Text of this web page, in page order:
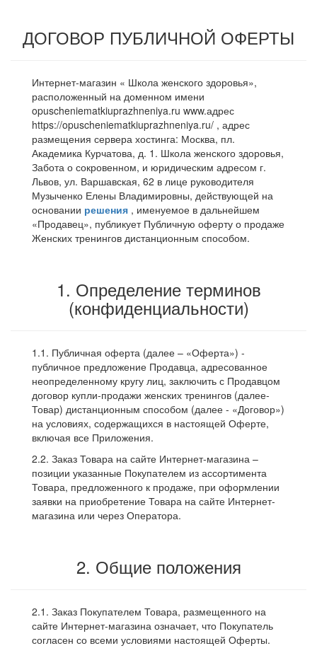
ДОГОВОР ПУБЛИЧНОЙ ОФЕРТЫ
Интернет-магазин « Школа женского здоровья»,
расположенный на доменном имени
opuscheniematkiuprazhneniya.ru www.адрес
https://opuscheniematkiuprazhneniya.ru/ , адрес
размещения сервера хостинга: Москва, пл.
Академика Курчатова, д. 1. Школа женского здоровья,
Забота о сокровенном, и юридическим адресом г.
Львов, ул. Варшавская, 62 в лице руководителя
Музыченко Елены Владимировны, действующей на
основании решения , именуемое в дальнейшем
«Продавец», публикует Публичную оферту о продаже
Женских тренингов дистанционным способом.
1. Определение терминов
(конфиденциальности)
1.1. Публичная оферта (далее – «Оферта») -
публичное предложение Продавца, адресованное
неопределенному кругу лиц, заключить с Продавцом
договор купли-продажи женских тренингов (далее-
Товар) дистанционным способом (далее - «Договор»)
на условиях, содержащихся в настоящей Оферте,
включая все Приложения.
2.2. Заказ Товара на сайте Интернет-магазина –
позиции указанные Покупателем из ассортимента
Товара, предложенного к продаже, при оформлении
заявки на приобретение Товара на сайте Интернет-
магазина или через Оператора.
2. Общие положения
2.1. Заказ Покупателем Товара, размещенного на
сайте Интернет-магазина означает, что Покупатель
согласен со всеми условиями настоящей Оферты.